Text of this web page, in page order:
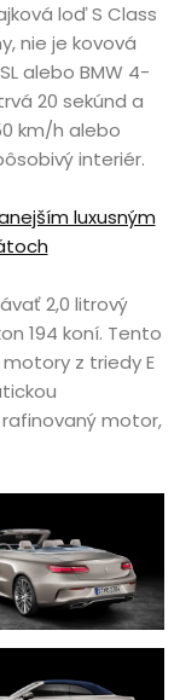
loď S Class
nie je kovová
alebo BMW 4-
20 sekúnd a
km/h alebo
interiér.
luxusným
2,0 litrový
194 koní. Tento
z triedy E
motor,